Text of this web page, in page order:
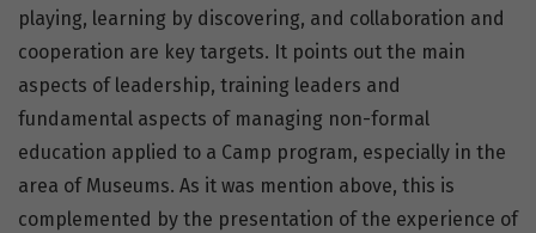
playing, learning by discovering, and collaboration and
cooperation are key targets. It points out the main
aspects of leadership, training leaders and
fundamental aspects of managing non-formal
education applied to a Camp program, especially in the
area of Museums. As it was mention above, this is
complemented by the presentation of the experience of